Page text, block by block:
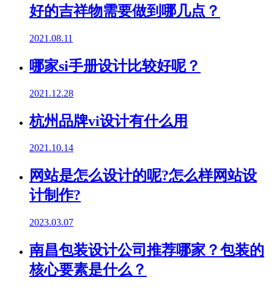
好的吉祥物需要做到哪几点？
2021.08.11
哪家si手册设计比较好呢？
2021.12.28
杭州品牌vi设计有什么用
2021.10.14
网站是怎么设计的呢?怎么样网站设
计制作?
2023.03.07
南昌包装设计公司推荐哪家？包装的
核心要素是什么？